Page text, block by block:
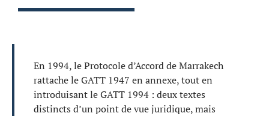
En 1994, le Protocole d’Accord de Marrakech
rattache le GATT 1947 en annexe, tout en
introduisant le GATT 1994 : deux textes
distincts d’un point de vue juridique, mais